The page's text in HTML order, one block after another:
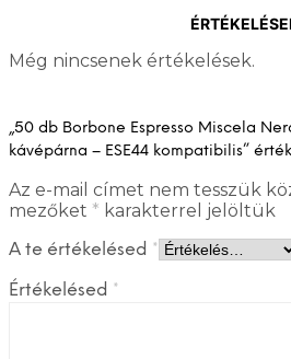
Még nincsenek értékelések.
„50 db Borbone Espresso Miscela
kávépárna – ESE44 kompatibilis”
Az e-mail címet nem tesszük
mezőket * karakterrel jelöltük
A te értékelésed *
Értékelésed *